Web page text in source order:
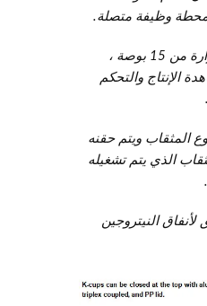
محطة وظيفة متصلة.
مع شاشة تعمل باللمس دوارة من 15 بوصة ،
الإنتاج والتحكم
المثقاب ويتم حقنه
الذي يتم تشغيله
النيتروجين